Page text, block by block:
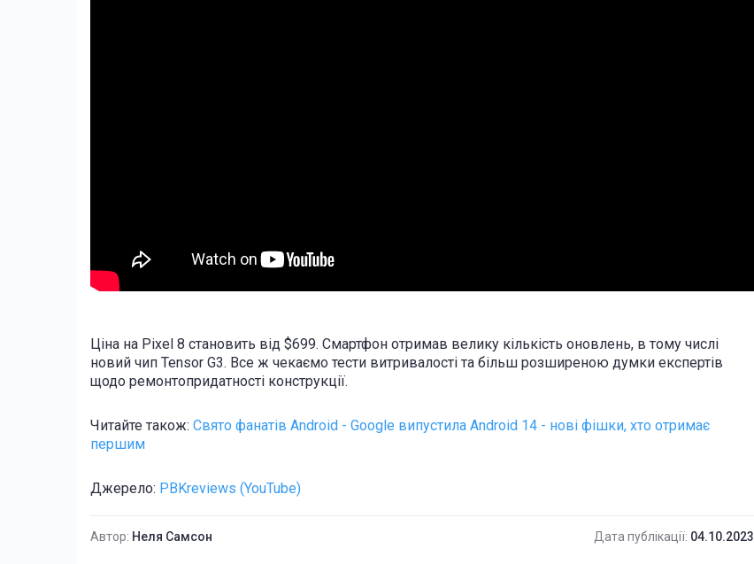
Ціна на Pixel 8 становить від $699. Смартфон отримав велику кількість оновлень, в тому числі
новий чип Tensor G3. Все ж чекаємо тести витривалості та більш розширеною думки експертів
щодо ремонтопридатності конструкції.
Читайте також: Свято фанатів Android - Google випустила Android 14 - нові фішки, хто отримає
першим
Джерело: PBKreviews (YouTube)
Автор: Неля Самсон Дата публікації: 04.10.2023